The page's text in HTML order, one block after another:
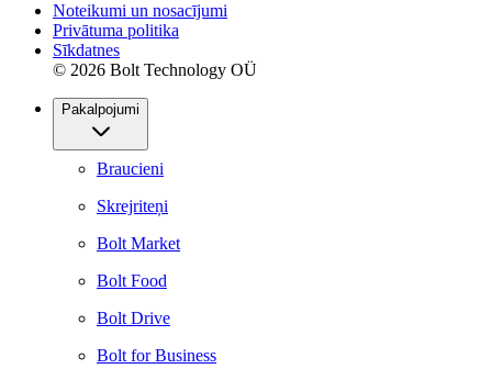
Noteikumi un nosacījumi
Privātuma politika
Sīkdatnes
© 2026 Bolt Technology OÜ
Pakalpojumi
Braucieni
Skrejriteņi
Bolt Market
Bolt Food
Bolt Drive
Bolt for Business